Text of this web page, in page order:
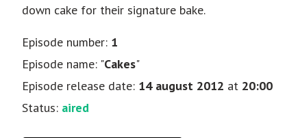
down cake for their signature bake.
Episode number: 1
Episode name: "Cakes"
Episode release date: 14 august 2012 at 20:00
Status: aired